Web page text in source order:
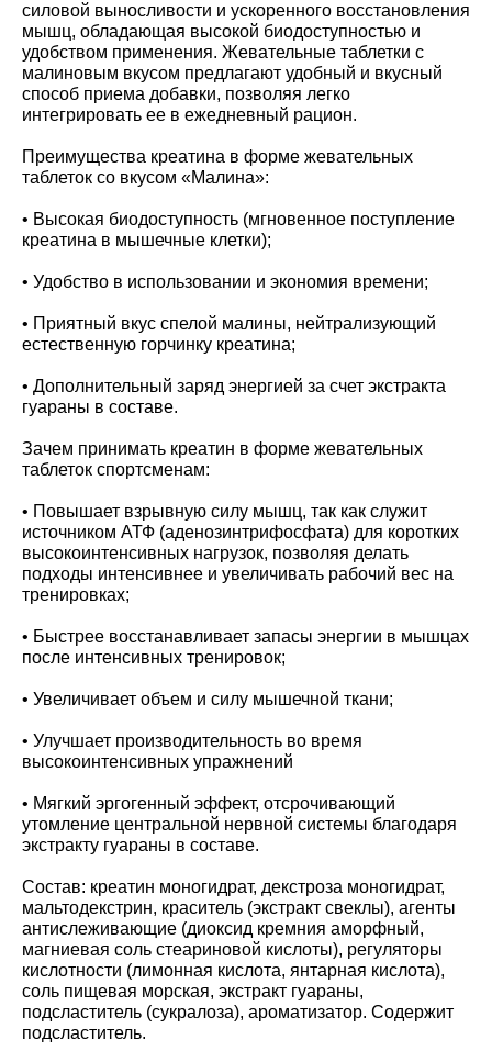
силовой выносливости и ускоренного восстановления
мышц, обладающая высокой биодоступностью и
удобством применения. Жевательные таблетки с
малиновым вкусом предлагают удобный и вкусный
способ приема добавки, позволяя легко
интегрировать ее в ежедневный рацион.
Преимущества креатина в форме жевательных
таблеток со вкусом «Малина»:
• Высокая биодоступность (мгновенное поступление
креатина в мышечные клетки);
• Удобство в использовании и экономия времени;
• Приятный вкус спелой малины, нейтрализующий
естественную горчинку креатина;
• Дополнительный заряд энергией за счет экстракта
гуараны в составе.
Зачем принимать креатин в форме жевательных
таблеток спортсменам:
• Повышает взрывную силу мышц, так как служит
источником АТФ (аденозинтрифосфата) для коротких
высокоинтенсивных нагрузок, позволяя делать
подходы интенсивнее и увеличивать рабочий вес на
тренировках;
• Быстрее восстанавливает запасы энергии в мышцах
после интенсивных тренировок;
• Увеличивает объем и силу мышечной ткани;
• Улучшает производительность во время
высокоинтенсивных упражнений
• Мягкий эргогенный эффект, отсрочивающий
утомление центральной нервной системы благодаря
экстракту гуараны в составе.
Состав: креатин моногидрат, декстроза моногидрат,
мальтодекстрин, краситель (экстракт свеклы), агенты
антислеживающие (диоксид кремния аморфный,
магниевая соль стеариновой кислоты), регуляторы
кислотности (лимонная кислота, янтарная кислота),
соль пищевая морская, экстракт гуараны,
подсластитель (сукралоза), ароматизатор. Содержит
подсластитель.